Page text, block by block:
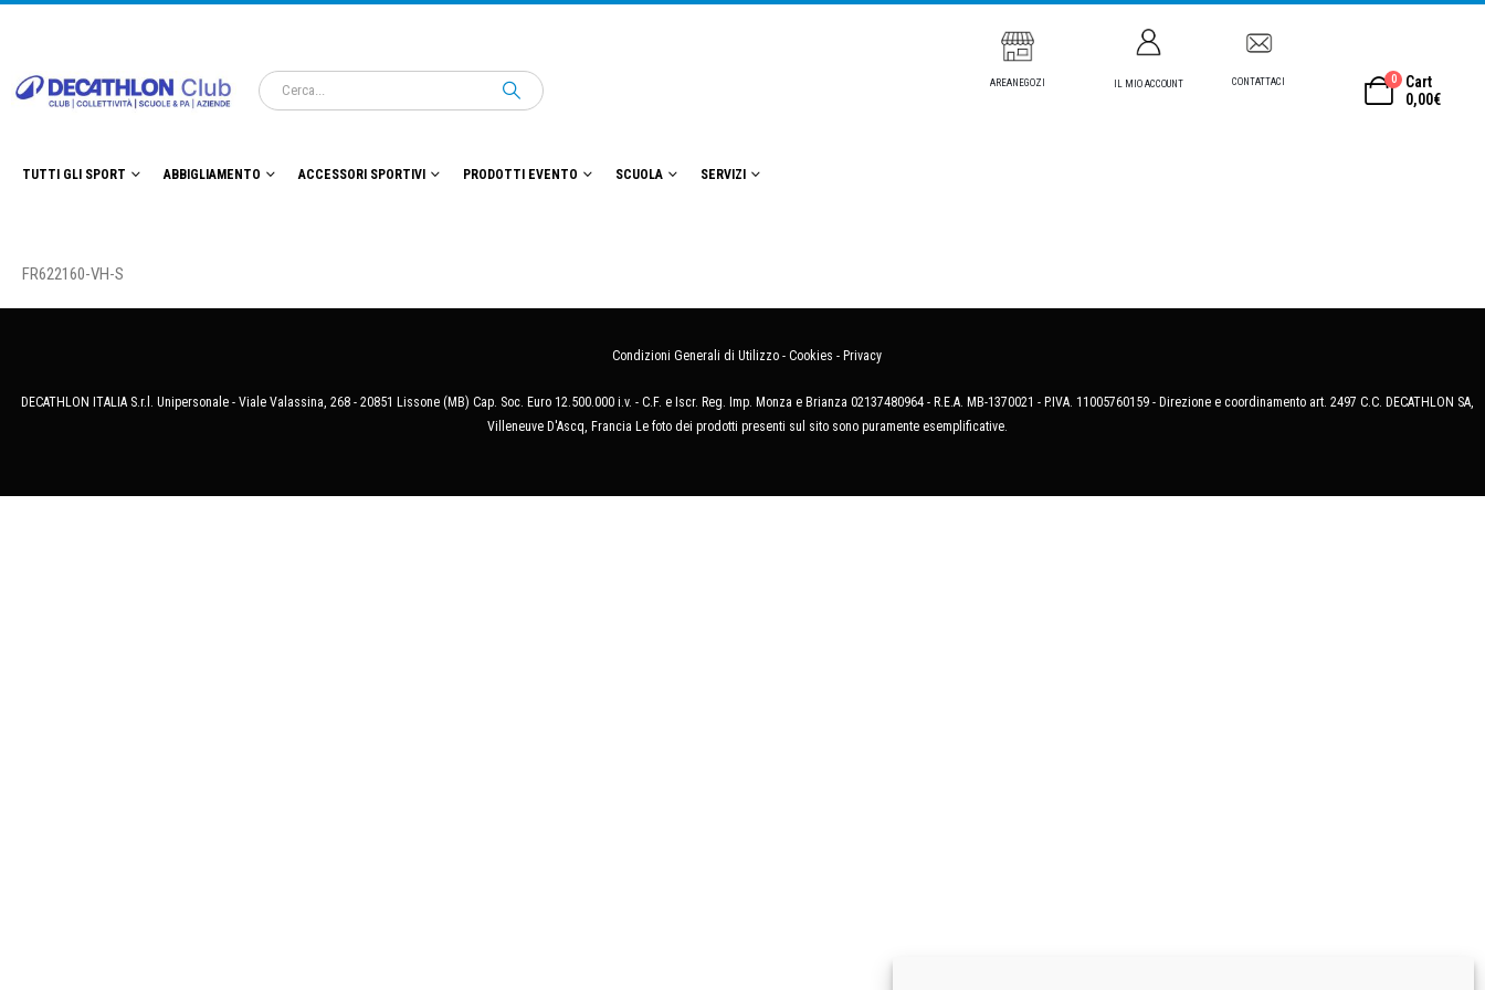
AREANEGOZI IL MIO ACCOUNT CONTATTACI 0
Cart
0,00€
TUTTI GLI SPORT ABBIGLIAMENTO ACCESSORI SPORTIVI PRODOTTI EVENTO SCUOLA SERVIZI
FR622160-VH-S
Condizioni Generali di Utilizzo - Cookies - Privacy
DECATHLON ITALIA S.r.l. Unipersonale - Viale Valassina, 268 - 20851 Lissone (MB) Cap. Soc. Euro 12.500.000 i.v. - C.F. e Iscr. Reg. Imp. Monza e Brianza 02137480964 - R.E.A. MB-1370021 - P.IVA. 11005760159 - Direzione e coordinamento art. 2497 C.C. DECATHLON SA,
Villeneuve D'Ascq, Francia Le foto dei prodotti presenti sul sito sono puramente esemplificative.